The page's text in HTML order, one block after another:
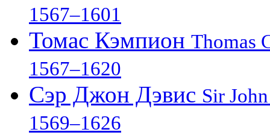
1567–1601
Томас Кэмпион Thomas
1567–1620
Сэр Джон Дэвис Sir
1569–1626